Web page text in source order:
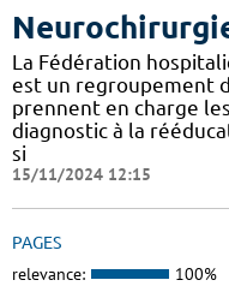
La Fédération
est un regroupement
prennent en charge
diagnostic à la
si
15/11/2024 12:15
PAGES
relevance: 100%